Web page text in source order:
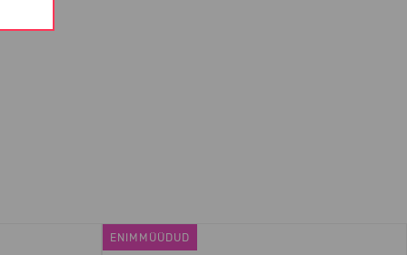
ENIMMÜÜDUD